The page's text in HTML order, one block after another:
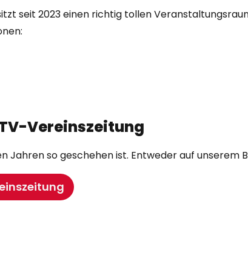
seit 2023 einen richtig tollen
Vereinszeitung
Jahren so geschehen ist. Entweder auf unserem